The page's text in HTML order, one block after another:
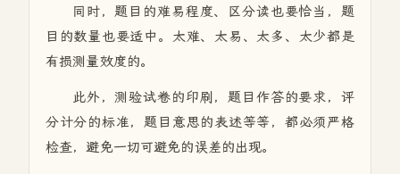
同时，题目的难易程度、区分读也要恰当，题
目的数量也要适中。太难、太易、太多、太少都是
有损测量效度的。
此外，测验试卷的印刷，题目作答的要求，评
分计分的标准，题目意思的表述等等，都必须严格
检查，避免一切可避免的误差的出现。